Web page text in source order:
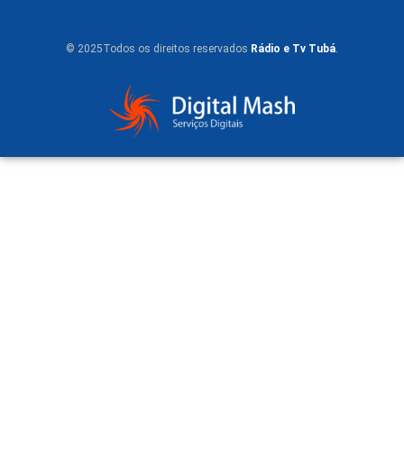
© 2025Todos os direitos reservados Rádio e Tv Tubá.